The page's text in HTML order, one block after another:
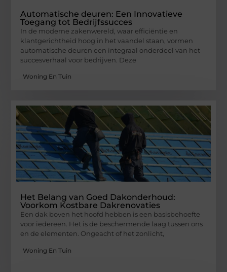
Automatische deuren: Een Innovatieve
Toegang tot Bedrijfssucces
In de moderne zakenwereld, waar efficiëntie en
klantgerichtheid hoog in het vaandel staan, vormen
automatische deuren een integraal onderdeel van het
succesverhaal voor bedrijven. Deze
Woning En Tuin
Het Belang van Goed Dakonderhoud:
Voorkom Kostbare Dakrenovaties
Een dak boven het hoofd hebben is een basisbehoefte
voor iedereen. Het is de beschermende laag tussen ons
en de elementen. Ongeacht of het zonlicht,
Woning En Tuin